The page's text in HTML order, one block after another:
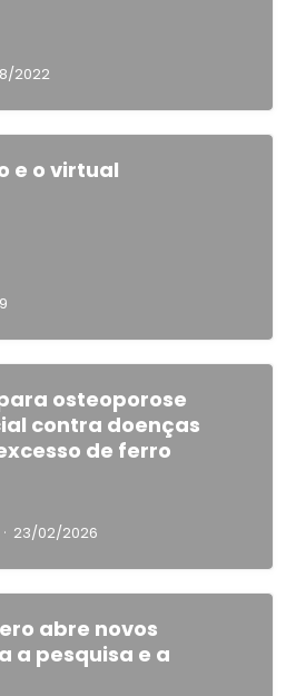
2022
e o virtual
osteoporose
contra doenças
de ferro
· 23/02/2026
abre novos
a pesquisa e a